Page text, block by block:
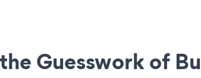
Guesswork of